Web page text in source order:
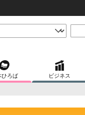
ひろば ビジネス